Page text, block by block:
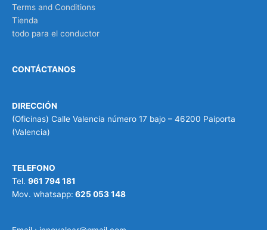
Terms and Conditions
Tienda
todo para el conductor
CONTÁCTANOS
DIRECCIÓN
(Oficinas) Calle Valencia número 17 bajo – 46200 Paiporta
(Valencia)
TELEFONO
Tel. 961 794 181
Mov. whatsapp: 625 053 148